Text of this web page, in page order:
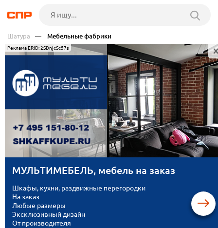
Шатура — Мебельные фабрики
Реклама ERID: 2SDnjcSc57s
МУЛЬТИМЕБЕЛЬ, мебель на заказ
Шкафы, кухни, раздвижные перегородки
На заказ
Любые размеры
Эксклюзивный дизайн
От производителя